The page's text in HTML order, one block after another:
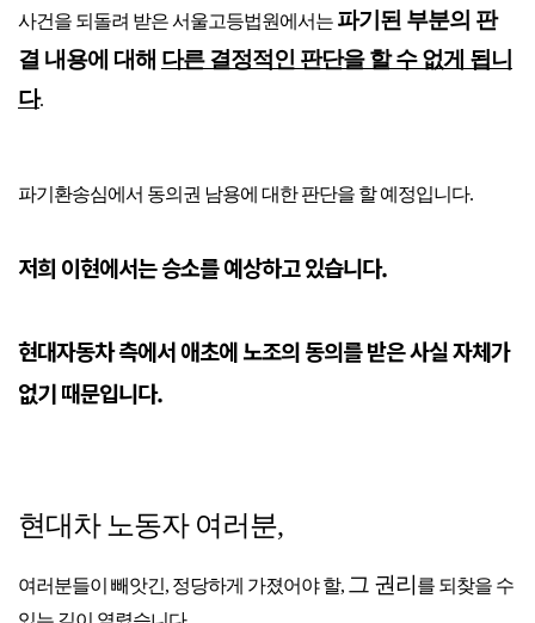
사건을 되돌려 받은 서울고등법원에서는 파기된 부분의 판
결 내용에 대해 다른 결정적인 판단을 할 수 없게 됩니
다.
파기환송심에서 동의권 남용에 대한 판단을 할 예정입니다.
저희 이현에서는 승소를 예상하고 있습니다.
현대자동차 측에서 애초에 노조의 동의를 받은 사실 자체가
없기 때문입니다.
현대차 노동자 여러분,
여러분들이 빼앗긴, 정당하게 가졌어야 할, 그 권리 를 되찾을 수